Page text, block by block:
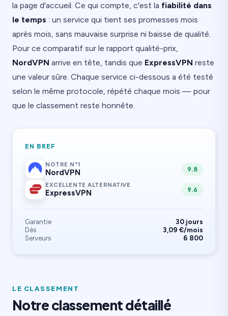
la page d'accueil. Ce qui compte, c'est la fiabilité dans
le temps : un service qui tient ses promesses mois
après mois, sans mauvaise surprise ni baisse de qualité.
Pour ce comparatif sur le rapport qualité-prix,
NordVPN arrive en tête, tandis que ExpressVPN reste
une valeur sûre. Chaque service ci-dessous a été testé
selon le même protocole, répété chaque mois — pour
que le classement reste honnête.
EN BREF
NOTRE N°1
NordVPN 9.8
EXCELLENTE ALTERNATIVE
ExpressVPN 9.6
Garantie
30 jours
Dès
3,09 €/mois
Serveurs
6 800
LE CLASSEMENT
Notre classement détaillé